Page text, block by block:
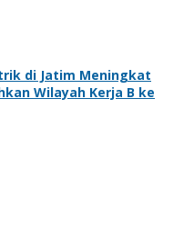
di Jatim Meningkat
Wilayah Kerja B ke